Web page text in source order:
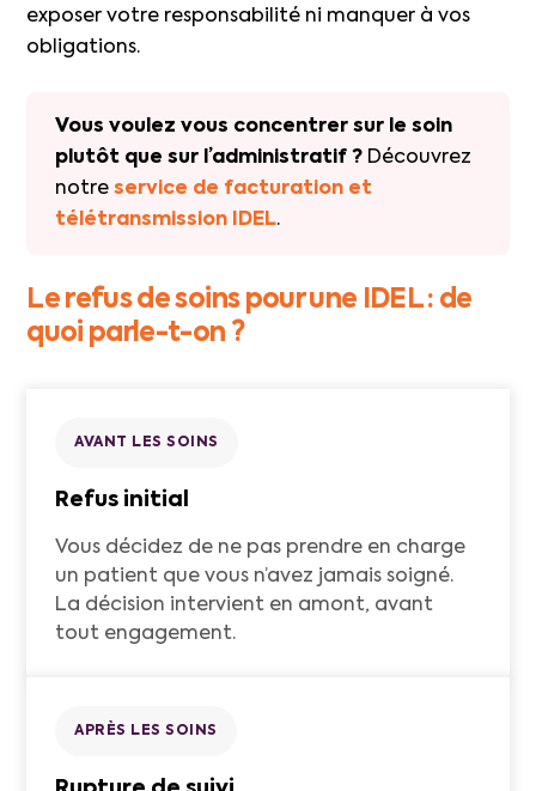
exposer votre responsabilité ni manquer à vos
obligations.
Vous voulez vous concentrer sur le soin
plutôt que sur l’administratif ? Découvrez
notreservice de facturation et
télétransmission IDEL.
Le refus de soins pour une IDEL : de
quoi parle-t-on ?
AVANT LES SOINS
Refus initial
Vous décidez de ne pas prendre en charge
un patient que vous n’avez jamais soigné.
La décision intervient en amont, avant
tout engagement.
APRÈS LES SOINS